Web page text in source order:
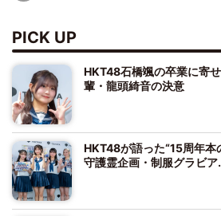
PICK UP
HKT48石橋颯の卒業に寄
輩・龍頭綺音の決意
HKT48が語った“15周年
守護霊企画・制服グラビ